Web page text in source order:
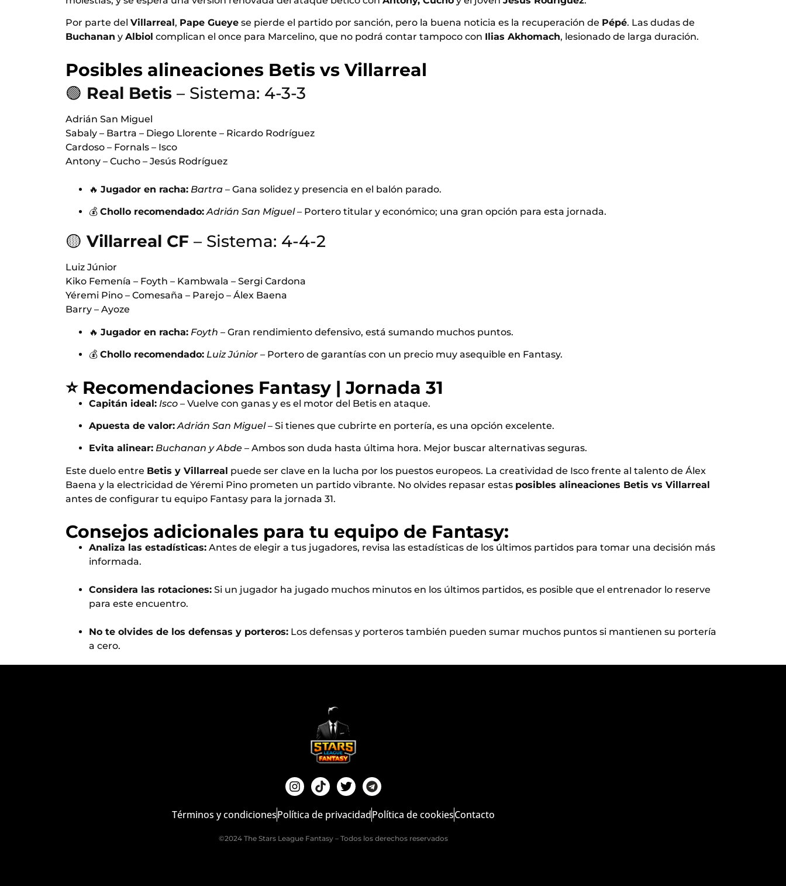
Por parte del Villarreal, Pape Gueye se pierde el partido por sanción, pero la buena noticia es la recuperación de Pépé. Las dudas de
Buchanan y Albiol complican el once para Marcelino, que no podrá contar tampoco con Ilias Akhomach, lesionado de larga duración.
Posibles alineaciones Betis vs Villarreal
🟢 Real Betis – Sistema: 4-3-3
Adrián San Miguel
Sabaly – Bartra – Diego Llorente – Ricardo Rodríguez
Cardoso – Fornals – Isco
Antony – Cucho – Jesús Rodríguez
🔥 Jugador en racha: Bartra – Gana solidez y presencia en el balón parado.
💰 Chollo recomendado: Adrián San Miguel– Portero titular y económico; una gran opción para esta jornada.
🟡 Villarreal CF – Sistema: 4-4-2
Luiz Júnior
Kiko Femenía – Foyth – Kambwala – Sergi Cardona
Yéremi Pino – Comesaña – Parejo – Álex Baena
Barry – Ayoze
🔥 Jugador en racha: Foyth – Gran rendimiento defensivo, está sumando muchos puntos.
💰 Chollo recomendado: Luiz Júnior – Portero de garantías con un precio muy asequible en Fantasy.
⭐ Recomendaciones Fantasy | Jornada 31
Capitán ideal: Isco – Vuelve con ganas y es el motor del Betis en ataque.
Apuesta de valor: Adrián San Miguel– Si tienes que cubrirte en portería, es una opción excelente.
Evita alinear: Buchanan y Abde – Ambos son duda hasta última hora. Mejor buscar alternativas seguras.
Este duelo entre Betis y Villarreal puede ser clave en la lucha por los puestos europeos. La creatividad de Isco frente al talento de Álex
Baena y la electricidad de Yéremi Pino prometen un partido vibrante. No olvides repasar estas posibles alineaciones Betis vs Villarreal
antes de configurar tu equipo Fantasy para la jornada 31.
Consejos adicionales para tu equipo de Fantasy:
Analiza las estadísticas: Antes de elegir a tus jugadores, revisa las estadísticas de los últimos partidos para tomar una decisión más
informada.
Considera las rotaciones: Si un jugador ha jugado muchos minutos en los últimos partidos, es posible que el entrenador lo reserve
para este encuentro.
No te olvides de los defensas y porteros: Los defensas y porteros también pueden sumar muchos puntos si mantienen su portería
a cero.
Términos y condicionesPolítica de privacidadPolítica de cookiesContacto
©2024 The Stars League Fantasy – Todos los derechos reservados